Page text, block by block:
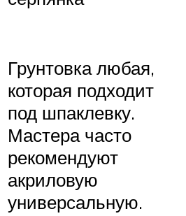
Грунтовка любая,
которая подходит
под шпаклевку.
Мастера часто
рекомендуют
акриловую
универсальную.